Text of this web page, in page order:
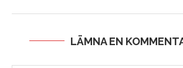
LÄMNA EN